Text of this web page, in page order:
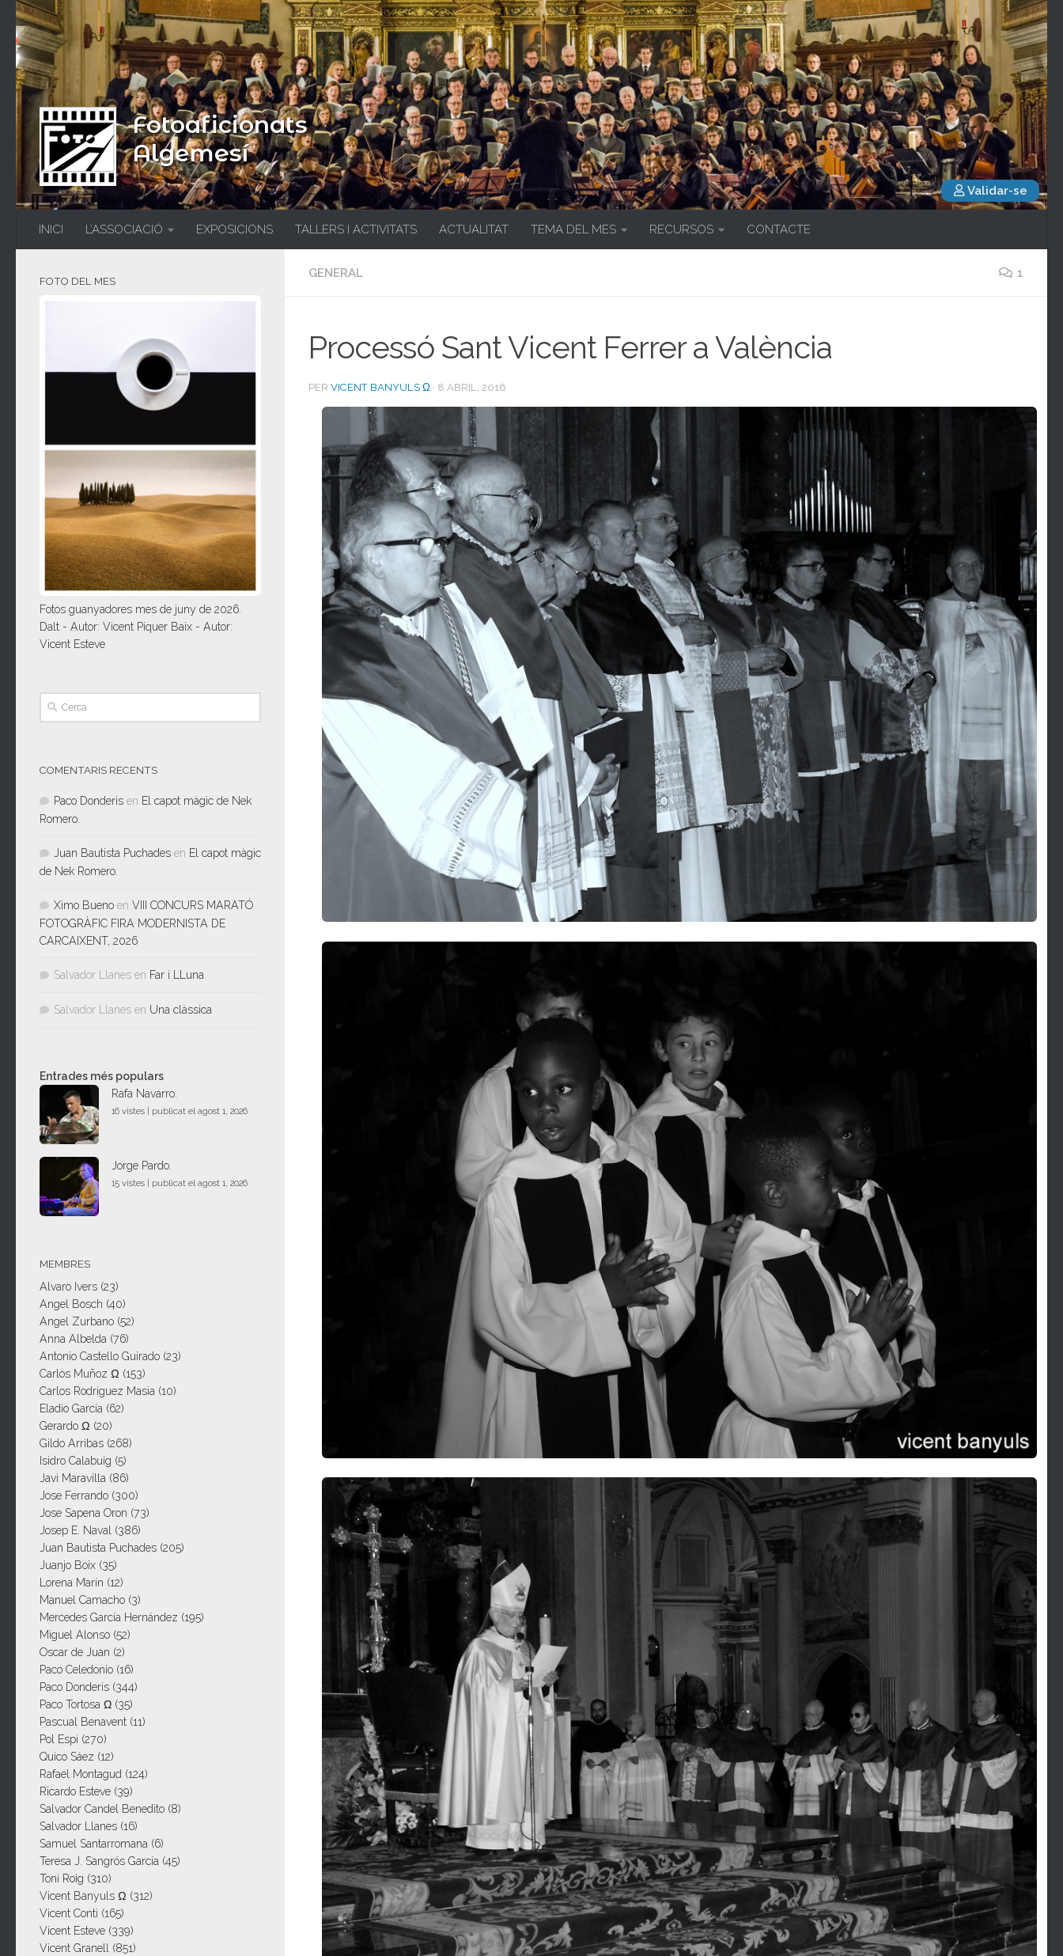
Validar-se
Fotoaficionats
Algemesí
INICI L’ASSOCIACIÓ EXPOSICIONS TALLERS I ACTIVITATS ACTUALITAT TEMA DEL MES RECURSOS CONTACTE
GENERAL 1
Processó Sant Vicent Ferrer a València
PER VICENT BANYULS Ω · 8 ABRIL, 2016
FOTO DEL MES
Fotos guanyadores mes de juny de 2026.
Dalt - Autor: Vicent Piquer Baix - Autor:
Vicent Esteve
COMENTARIS RECENTS
Paco Donderis en El capot màgic de Nek
Romero.
Juan Bautista Puchades en El capot màgic
de Nek Romero.
Ximo Bueno en VIII CONCURS MARATÓ
FOTOGRÀFIC FIRA MODERNISTA DE
CARCAIXENT, 2026
Salvador Llanes en Far i LLuna
Salvador Llanes en Una clàssica
Entrades més populars
Rafa Navarro.
16 vistes publicat el agost 1, 2026
Jorge Pardo.
15 vistes publicat el agost 1, 2026
MEMBRES
Alvaro Ivers (23)
Angel Bosch (40)
Angel Zurbano (52)
Anna Albelda (76)
Antonio Castello Guirado (23)
Carlos Muñoz Ω (153)
Carlos Rodriguez Masia (10)
Eladio García (62)
Gerardo Ω (20)
Gildo Arribas (268)
Isidro Calabuig (5)
Javi Maravilla (86)
Jose Ferrando (300)
Jose Sapena Oron (73)
Josep E. Naval (386)
Juan Bautista Puchades (205)
Juanjo Boix (35)
Lorena Marín (12)
Manuel Camacho (3)
Mercedes García Hernández (195)
Miguel Alonso (52)
Oscar de Juan (2)
Paco Celedonio (16)
Paco Donderis (344)
Paco Tortosa Ω (35)
Pascual Benavent (11)
Pol Espi (270)
Quico Sáez (12)
Rafael Montagud (124)
Ricardo Esteve (39)
Salvador Candel Benedito (8)
Salvador Llanes (16)
Samuel Santarromana (6)
Teresa J. Sangrós García (45)
Toni Roig (310)
Vicent Banyuls Ω (312)
Vicent Conti (165)
Vicent Esteve (339)
Vicent Granell (851)